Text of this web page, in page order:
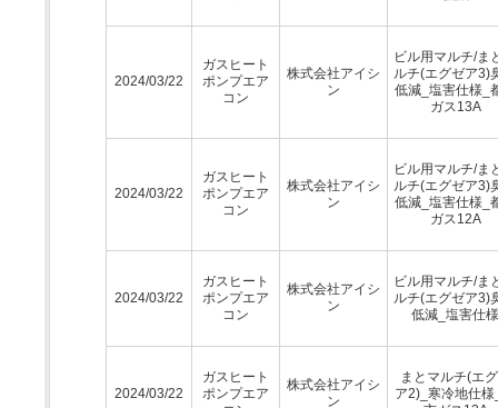
2024/03/22
ガスヒート
ポンプエア
コン
株式会社アイシ
ン
ビル用マルチ/ま
ルチ(エグゼア3)
低減_塩害仕様_
ガス13A
2024/03/22
ガスヒート
ポンプエア
コン
株式会社アイシ
ン
ビル用マルチ/ま
ルチ(エグゼア3)
低減_塩害仕様_
ガス12A
2024/03/22
ガスヒート
ポンプエア
コン
株式会社アイシ
ン
ビル用マルチ/ま
ルチ(エグゼア3)
低減_塩害仕様
2024/03/22
ガスヒート
ポンプエア
株式会社アイシ
ン
まとマルチ(エ
ア2)_寒冷地仕様